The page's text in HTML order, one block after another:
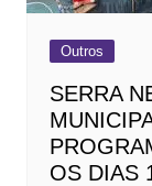
Outros
SERRA
OS DIAS